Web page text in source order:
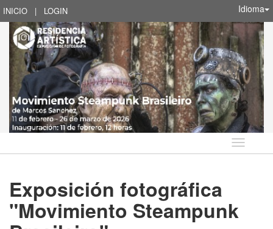
INICIO | LOGIN Idioma
Idioma
Exposición fotográfica
"Movimiento Steampunk